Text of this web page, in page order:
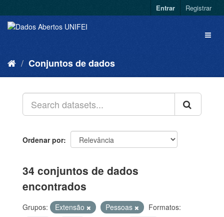
Entrar Registrar
Conjuntos de dados
Ordenar por
34 conjuntos de dados
encontrados
Grupos: Extensão Pessoas
Formatos: